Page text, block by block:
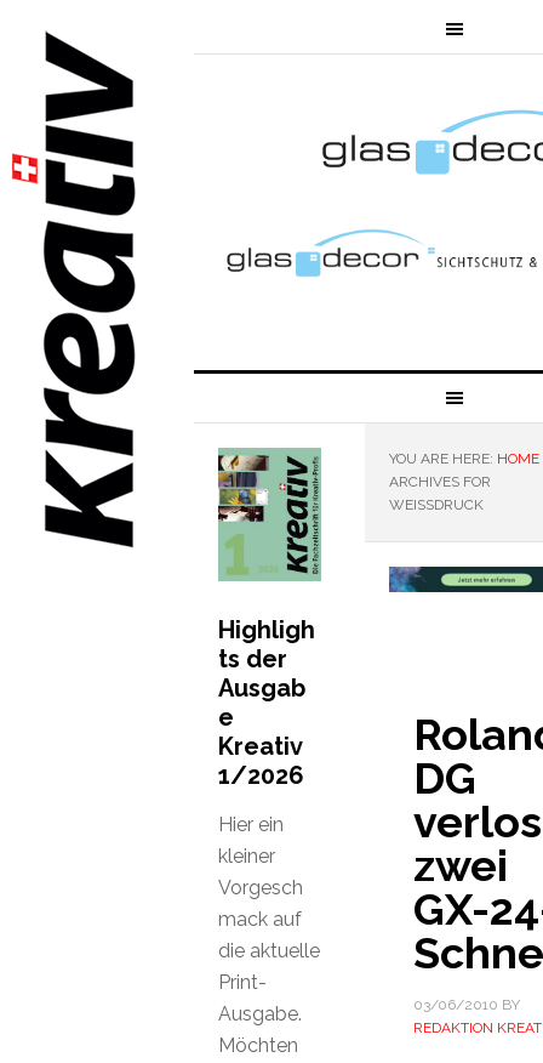
YOU ARE HERE: HOME
ARCHIVES FOR
WEISSDRUCK
DG
zwei
GX-
03/06/2010 BY
REDAKTION
Highligh
ts der
Ausgab
e
Kreativ
1/2026
Hier ein
kleiner
Vorgesch
mack auf
die aktuelle
Print-
Ausgabe.
Möchten